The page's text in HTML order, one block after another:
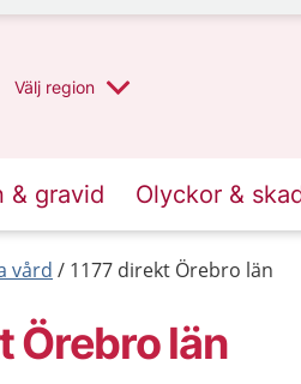
Välj region
& gravid Olyckor &
vård 1177 direkt Örebro län
Örebro län